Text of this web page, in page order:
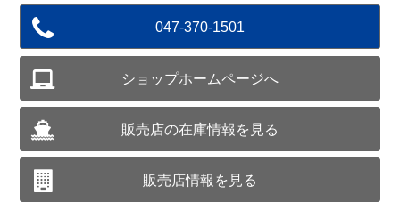
047-370-1501
ショップホームページへ
販売店の在庫情報を見る
販売店情報を見る